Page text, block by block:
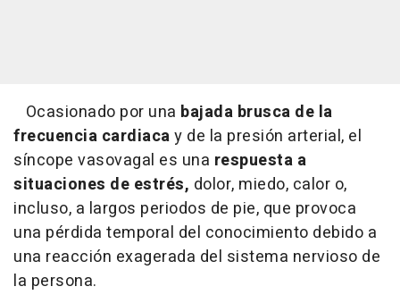
Ocasionado por una bajada brusca de la
frecuencia cardiacay de la presión arterial, el
síncope vasovagal es una respuesta a
situaciones de estrés, dolor, miedo, calor o,
incluso, a largos periodos de pie, que provoca
una pérdida temporal del conocimiento debido a
una reacción exagerada del sistema nervioso de
la persona.